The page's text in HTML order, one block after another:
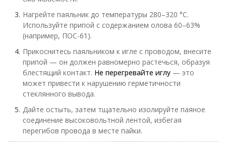
Нагрейте паяльник до температуры 280–320 °C.
Используйте припой с содержанием олова 60–63%
(например, ПОС-61).
Прикоснитесь паяльником к игле с проводом, внесите
припой — он должен равномерно растечься, образуя
блестящий контакт. Не перегревайте иглу — это
может привести к нарушению герметичности
стеклянного вывода.
Дайте остыть, затем тщательно изолируйте паяное
соединение высоковольтной лентой, избегая
перегибов провода в месте пайки.